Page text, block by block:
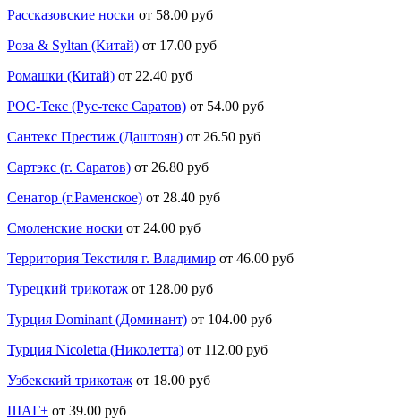
Рассказовские носки от 58.00 руб
Роза & Syltan (Китай) от 17.00 руб
Ромашки (Китай) от 22.40 руб
РОС-Текс (Рус-текс Саратов) от 54.00 руб
Сантекс Престиж (Даштоян) от 26.50 руб
Сартэкс (г. Саратов) от 26.80 руб
Сенатор (г.Раменское) от 28.40 руб
Смоленские носки от 24.00 руб
Территория Текстиля г. Владимир от 46.00 руб
Турецкий трикотаж от 128.00 руб
Турция Dominant (Доминант) от 104.00 руб
Турция Nicoletta (Николетта) от 112.00 руб
Узбекский трикотаж от 18.00 руб
ШАГ+ от 39.00 руб